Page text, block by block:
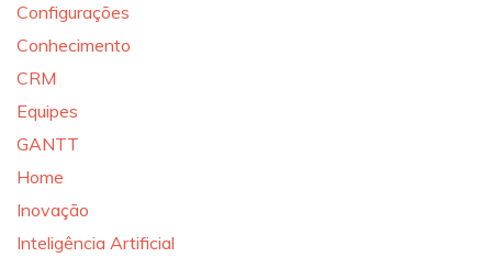
Configurações
Conhecimento
CRM
Equipes
GANTT
Home
Inovação
Inteligência Artificial